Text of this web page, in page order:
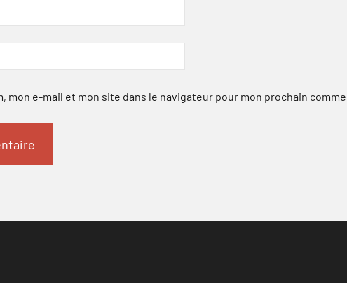
mon e-mail et mon site dans le navigateur pour mon prochain